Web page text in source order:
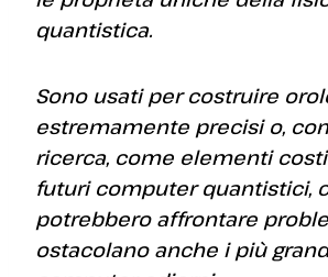
quantistica.
Sono usati per costruire
estremamente precisi o,
ricerca, come elementi
futuri computer quantistici,
potrebbero affrontare
ostacolano anche i più